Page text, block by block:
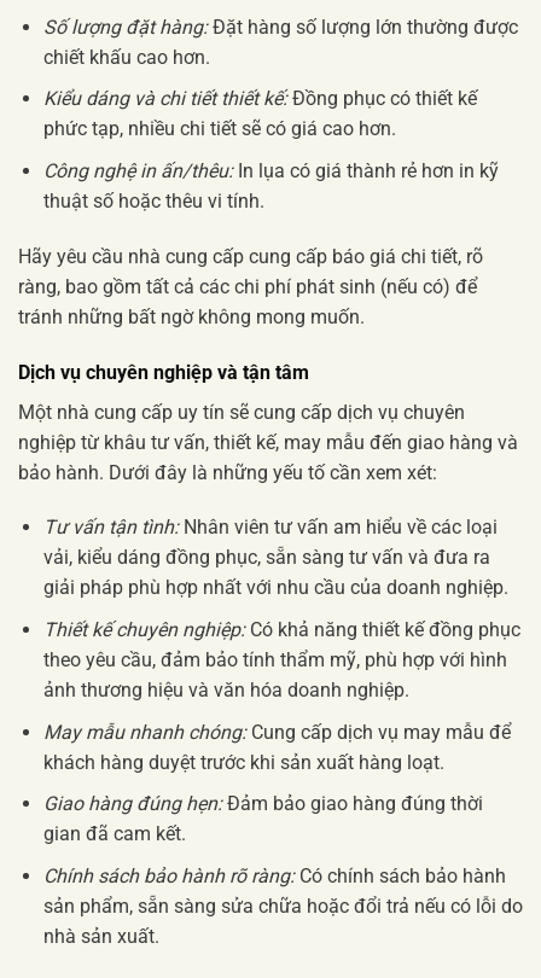
Số lượng đặt hàng:Đặt hàng số lượng lớn thường được
chiết khấu cao hơn.
Kiểu dáng và chi tiết thiết kế:Đồng phục có thiết kế
phức tạp, nhiều chi tiết sẽ có giá cao hơn.
Công nghệ in ấn/thêu:In lụa có giá thành rẻ hơn in kỹ
thuật số hoặc thêu vi tính.
Hãy yêu cầu nhà cung cấp cung cấp báo giá chi tiết, rõ
ràng, bao gồm tất cả các chi phí phát sinh (nếu có) để
tránh những bất ngờ không mong muốn.
Dịch vụ chuyên nghiệp và tận tâm
Một nhà cung cấp uy tín sẽ cung cấp dịch vụ chuyên
nghiệp từ khâu tư vấn, thiết kế, may mẫu đến giao hàng và
bảo hành. Dưới đây là những yếu tố cần xem xét:
Tư vấn tận tình:Nhân viên tư vấn am hiểu về các loại
vải, kiểu dáng đồng phục, sẵn sàng tư vấn và đưa ra
giải pháp phù hợp nhất với nhu cầu của doanh nghiệp.
Thiết kế chuyên nghiệp:Có khả năng thiết kế đồng phục
theo yêu cầu, đảm bảo tính thẩm mỹ, phù hợp với hình
ảnh thương hiệu và văn hóa doanh nghiệp.
May mẫu nhanh chóng:Cung cấp dịch vụ may mẫu để
khách hàng duyệt trước khi sản xuất hàng loạt.
Giao hàng đúng hẹn:Đảm bảo giao hàng đúng thời
gian đã cam kết.
Chính sách bảo hành rõ ràng:Có chính sách bảo hành
sản phẩm, sẵn sàng sửa chữa hoặc đổi trả nếu có lỗi do
nhà sản xuất.